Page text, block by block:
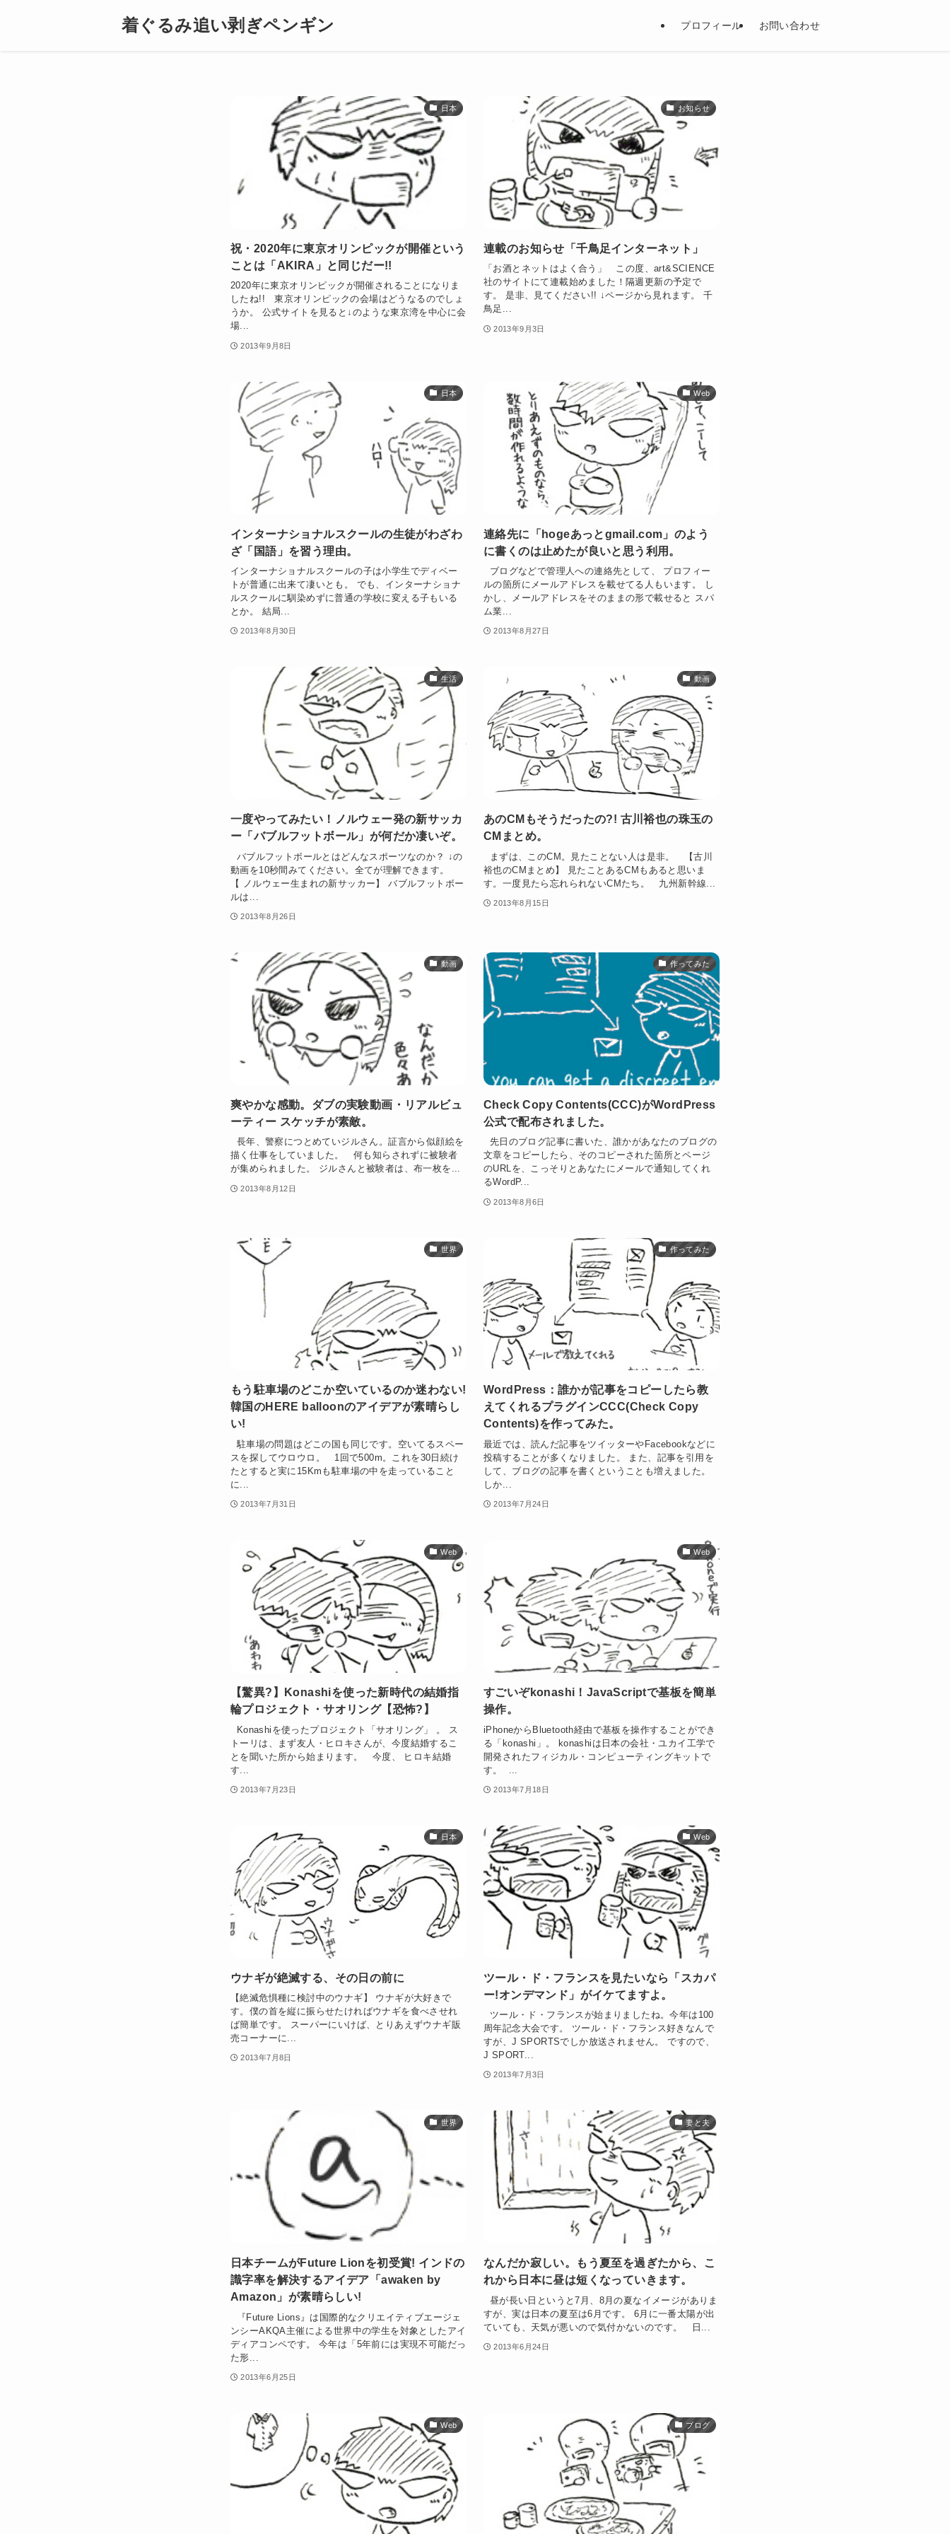
着ぐるみ追い剥ぎペンギン プロフィール お問い合わせ
日本
祝・2020年に東京オリンピックが開催という
ことは「AKIRA」と同じだー!!
2020年に東京オリンピックが開催されることになりま
したね!! 東京オリンピックの会場はどうなるのでしょ
うか。 公式サイトを見ると↓のような東京湾を中心に会
場...
2013年9月8日
お知らせ
連載のお知らせ「千鳥足インターネット」
「お酒とネットはよく合う」 この度、art&SCIENCE
社のサイトにて連載始めました！隔週更新の予定で
す。 是非、見てください!! ↓ページから見れます。 千
鳥足...
2013年9月3日
日本
インターナショナルスクールの生徒がわざわ
ざ「国語」を習う理由。
インターナショナルスクールの子は小学生でディベー
トが普通に出来て凄いとも。 でも、インターナショナ
ルスクールに馴染めずに普通の学校に変える子もいる
とか。 結局...
2013年8月30日
Web
連絡先に「hogeあっとgmail.com」のよう
に書くのは止めたが良いと思う利用。
ブログなどで管理人への連絡先として、 プロフィー
ルの箇所にメールアドレスを載せてる人もいます。 し
かし、メールアドレスをそのままの形で載せると スパ
ム業...
2013年8月27日
生活
一度やってみたい！ノルウェー発の新サッカ
ー「バブルフットボール」が何だか凄いぞ。
バブルフットボールとはどんなスポーツなのか？ ↓の
動画を10秒間みてください。全てが理解できます。
【 ノルウェー生まれの新サッカー】 バブルフットボー
ルは...
2013年8月26日
動画
あのCMもそうだったの?! 古川裕也の珠玉の
CMまとめ。
まずは、このCM。見たことない人は是非。 【古川
裕也のCMまとめ】 見たことあるCMもあると思いま
す。一度見たら忘れられないCMたち。 九州新幹線...
2013年8月15日
動画
爽やかな感動。ダブの実験動画・リアルビュ
ーティー スケッチが素敵。
長年、警察につとめていジルさん。証言から似顔絵を
描く仕事をしていました。 何も知らされずに被験者
が集められました。 ジルさんと被験者は、布一枚を...
2013年8月12日
作ってみた
Check Copy Contents(CCC)がWordPress
公式で配布されました。
先日のブログ記事に書いた、誰かがあなたのブログの
文章をコピーしたら、そのコピーされた箇所とページ
のURLを、こっそりとあなたにメールで通知してくれ
るWordP...
2013年8月6日
世界
もう駐車場のどこか空いているのか迷わない!
韓国のHERE balloonのアイデアが素晴らし
い!
駐車場の問題はどこの国も同じです。空いてるスペー
スを探してウロウロ。 1回で500m。これを30日続け
たとすると実に15Kmも駐車場の中を走っていること
に...
2013年7月31日
作ってみた
WordPress：誰かが記事をコピーしたら教
えてくれるプラグインCCC(Check Copy
Contents)を作ってみた。
最近では、読んだ記事をツイッターやFacebookなどに
投稿することが多くなりました。 また、記事を引用を
して、ブログの記事を書くということも増えました。
しか...
2013年7月24日
Web
【驚異?】Konashiを使った新時代の結婚指
輪プロジェクト・サオリング【恐怖?】
Konashiを使ったプロジェクト「サオリング」 。 ス
トーリは、まず友人・ヒロキさんが、今度結婚するこ
とを聞いた所から始まります。 今度、 ヒロキ結婚
す...
2013年7月23日
Web
すごいぞkonashi！JavaScriptで基板を簡単
操作。
iPhoneからBluetooth経由で基板を操作することができ
る「konashi」。 konashiは日本の会社・ユカイ工学で
開発されたフィジカル・コンピューティングキットで
す。 ...
2013年7月18日
日本
ウナギが絶滅する、その日の前に
【絶滅危惧種に検討中のウナギ】 ウナギが大好きで
す。僕の首を縦に振らせたければウナギを食べさせれ
ば簡単です。 スーパーにいけば、とりあえずウナギ販
売コーナーに...
2013年7月8日
Web
ツール・ド・フランスを見たいなら「スカパ
ー!オンデマンド」がイケてますよ。
ツール・ド・フランスが始まりましたね。今年は100
周年記念大会です。 ツール・ド・フランス好きなんで
すが、J SPORTSでしか放送されません。 ですので、
J SPORT...
2013年7月3日
世界
日本チームがFuture Lionを初受賞! インドの
識字率を解決するアイデア「awaken by
Amazon」が素晴らしい!
『Future Lions』は国際的なクリエイティブエージェ
ンシーAKQA主催による世界中の学生を対象としたアイ
ディアコンペです。 今年は「5年前には実現不可能だっ
た形...
2013年6月25日
妻と夫
なんだか寂しい。もう夏至を過ぎたから、こ
れから日本に昼は短くなっていきます。
昼が長い日というと7月、8月の夏なイメージがありま
すが、実は日本の夏至は6月です。 6月に一番太陽が出
ていても、天気が悪いので気付かないのです。 日...
2013年6月24日
Web ブログ